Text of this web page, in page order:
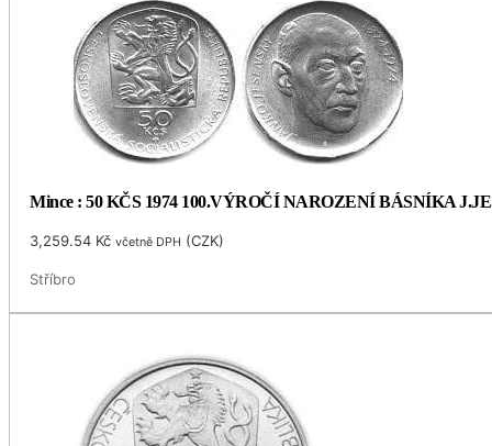
Mince : 50 KČS 1974 100.VÝROČÍ NAROZENÍ BÁSNÍKA
3,259.54 Kč včetně DPH (CZK)
Stříbro